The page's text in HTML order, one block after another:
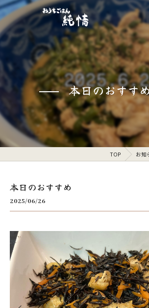
本日のおすす
TOP お知
本日のおすすめ
2025/06/26